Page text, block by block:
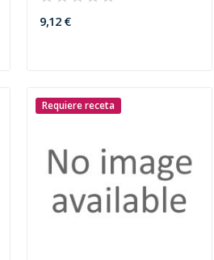
9,12 €
Requiere receta